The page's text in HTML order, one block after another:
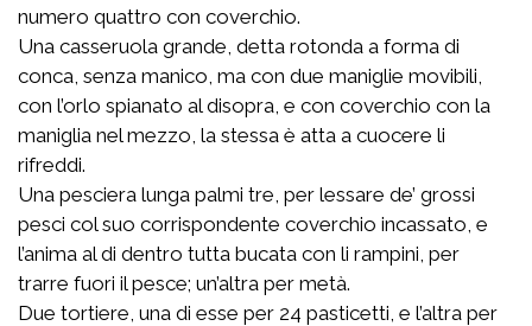
numero quattro con coverchio.
Una casseruola grande, detta rotonda a forma di
conca, senza manico, ma con due maniglie movibili,
con l’orlo spianato al disopra, e con coverchio con la
maniglia nel mezzo, la stessa è atta a cuocere li
rifreddi.
Una pesciera lunga palmi tre, per lessare de’ grossi
pesci col suo corrispondente coverchio incassato, e
l’anima al di dentro tutta bucata con li rampini, per
trarre fuori il pesce; un’altra per metà.
Due tortiere, una di esse per 24 pasticetti, e l’altra per